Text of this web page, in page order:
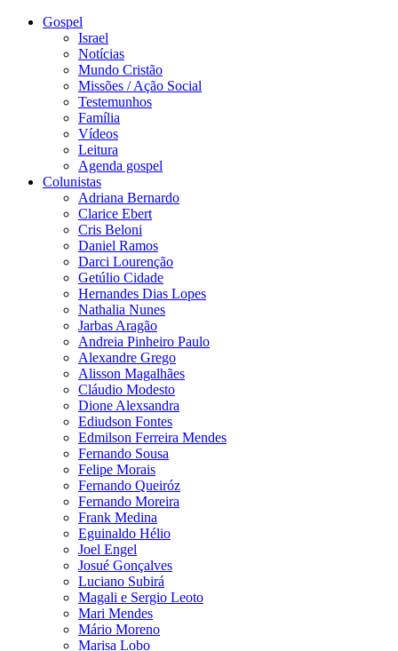
Gospel
Israel
Notícias
Mundo Cristão
Missões / Ação Social
Testemunhos
Família
Vídeos
Leitura
Agenda gospel
Colunistas
Adriana Bernardo
Clarice Ebert
Cris Beloni
Daniel Ramos
Darci Lourenção
Getúlio Cidade
Hernandes Dias Lopes
Nathalia Nunes
Jarbas Aragão
Andreia Pinheiro Paulo
Alexandre Grego
Alisson Magalhães
Cláudio Modesto
Dione Alexsandra
Ediudson Fontes
Edmilson Ferreira Mendes
Fernando Sousa
Felipe Morais
Fernando Queiróz
Fernando Moreira
Frank Medina
Eguinaldo Hélio
Joel Engel
Josué Gonçalves
Luciano Subirá
Magali e Sergio Leoto
Mari Mendes
Mário Moreno
Marisa Lobo